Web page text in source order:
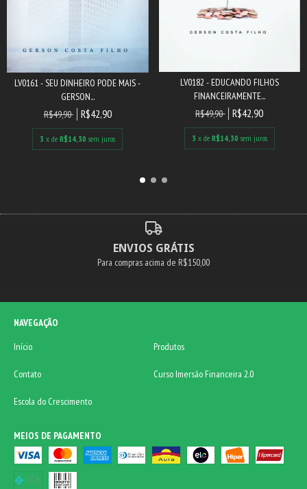
LV0161 - SEU DINHEIRO PODE MAIS -
GERSON...
R$49,90
R$42,90
3 x deR$14,30 sem juros
LV0182 - EDUCANDO FILHOS
FINANCEIRAMENTE...
R$49,90
R$42,90
3 x de R$14,30 sem juros
ENVIOS GRÁTIS
Para compras acima de R$150,00
NAVEGAÇÃO
Início
Produtos
Contato Curso Imersão Financeira 2.0
Escola do Crescimento
MEIOS DE PAGAMENTO